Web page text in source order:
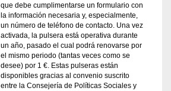
que debe cumplimentarse un formulario con
la información necesaria y, especialmente,
un número de teléfono de contacto. Una vez
activada, la pulsera está operativa durante
un año, pasado el cual podrá renovarse por
el mismo periodo (tantas veces como se
desee) por 1 €. Estas pulseras están
disponibles gracias al convenio suscrito
entre la Consejería de Políticas Sociales y